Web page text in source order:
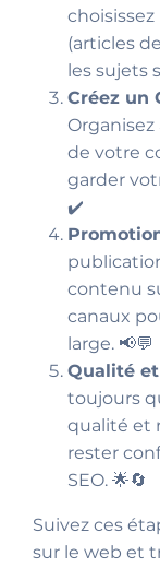
(articles
les sujets
Créez un
Organisez
de votre
garder
✔️
contenu
canaux
large. 📢💬
Qualité
toujours
qualité et
rester
SEO. 🌟🔄
Suivez ces
sur le web et